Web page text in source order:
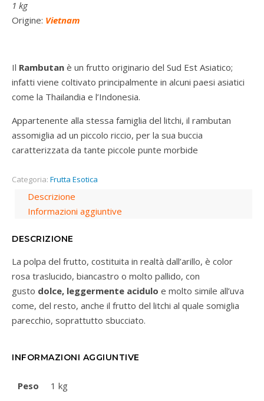
1 kg
Origine: Vietnam
Il Rambutan è un frutto originario del Sud Est Asiatico;
infatti viene coltivato principalmente in alcuni paesi asiatici
come la Thailandia e l’Indonesia.
Appartenente alla stessa famiglia del litchi, il rambutan
assomiglia ad un piccolo riccio, per la sua buccia
caratterizzata da tante piccole punte morbide
Categoria: Frutta Esotica
Descrizione
Informazioni aggiuntive
DESCRIZIONE
La polpa del frutto, costituita in realtà dall’arillo, è color
rosa traslucido, biancastro o molto pallido, con
gusto dolce, leggermente acidulo e molto simile all’uva
come, del resto, anche il frutto del litchi al quale somiglia
parecchio, soprattutto sbucciato.
INFORMAZIONI AGGIUNTIVE
Peso 1 kg